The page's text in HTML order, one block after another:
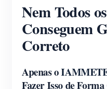
Blog
App Loja
Explorar site
Ranking FV
Nem Todos
Conseguem
Correto
Apenas o
Fazer Isso de